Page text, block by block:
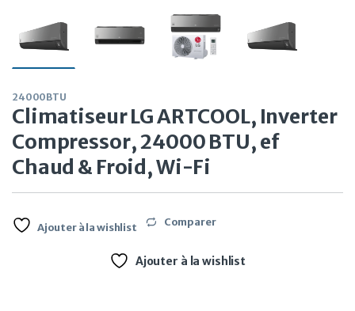
24000BTU
Climatiseur LG ARTCOOL, Inverter
Compressor, 24000 BTU, ef
Chaud & Froid, Wi-Fi
Ajouter à la wishlist Comparer
Ajouter à la wishlist